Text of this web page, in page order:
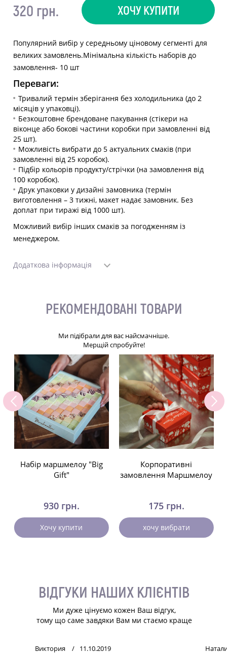
320 грн. ХОЧУ КУПИТИ
Популярний вибір у середньому ціновому сегменті для
великих замовлень.Мінімальна кількість наборів до
замовлення- 10 шт
Переваги:
Тривалий термін зберігання без холодильника (до 2
місяців у упаковці).
Безкоштовне брендоване пакування (стікери на
віконце або бокові частини коробки при замовленні від
25 шт).
Можливість вибрати до 5 актуальних смаків (при
замовленні від 25 коробок).
Підбір кольорів продукту/стрічки (на замовлення від
100 коробок).
Друк упаковки у дизайні замовника (термін
виготовлення – 3 тижні, макет надає замовник. Без
доплат при тиражі від 1000 шт).
Можливий вибір інших смаків за погодженням із
менеджером.
Додаткова інформація
РЕКОМЕНДОВАНІ ТОВАРИ
Ми підібрали для вас найсмачніше.
Мерщій спробуйте!
Набір маршмелоу "Big
Gift"
930 грн.
Хочу купити
Корпоративні
замовлення Маршмелоу
175 грн.
хочу вибрати
ВІДГУКИ НАШИХ КЛІЄНТІВ
Ми дуже цінуємо кожен Ваш відгук,
тому що саме завдяки Вам ми стаємо краще
Виктория 11.10.2019